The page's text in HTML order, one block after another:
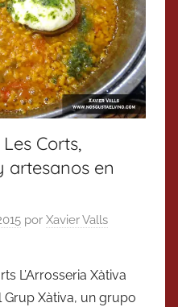
Corts,
artesanos en
por Xavier Valls
L’Arrosseria Xàtiva
Xàtiva, un grupo